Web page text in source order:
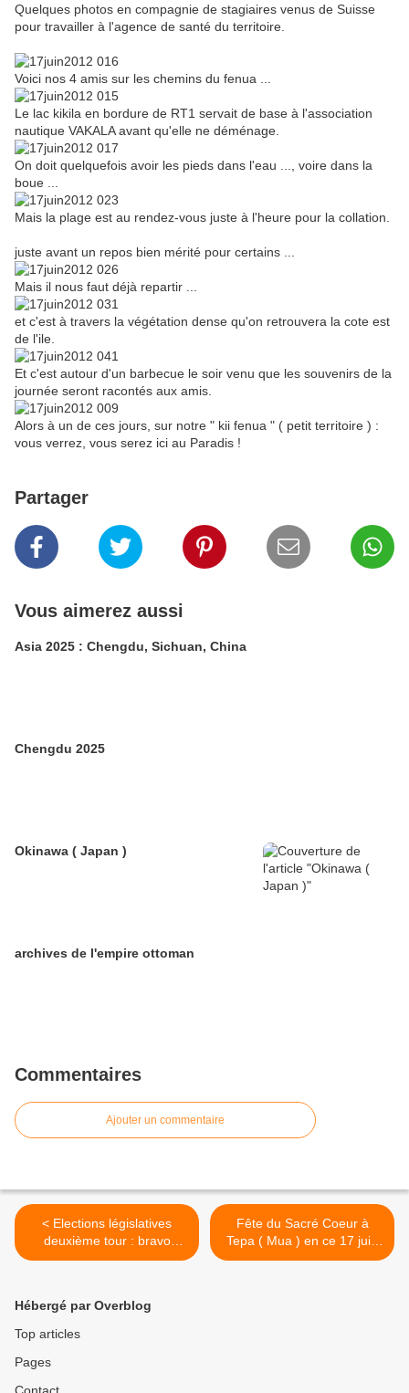
Quelques photos en compagnie de stagiaires venus de Suisse
pour travailler à l'agence de santé du territoire.
Voici nos 4 amis sur les chemins du fenua ...
Le lac kikila en bordure de RT1 servait de base à l'association
nautique VAKALA avant qu'elle ne déménage.
On doit quelquefois avoir les pieds dans l'eau ..., voire dans la
boue ...
Mais la plage est au rendez-vous juste à l'heure pour la collation.
juste avant un repos bien mérité pour certains ...
Mais il nous faut déjà repartir ...
et c'est à travers la végétation dense qu'on retrouvera la cote est
de l'ile.
Et c'est autour d'un barbecue le soir venu que les souvenirs de la
journée seront racontés aux amis.
Alors à un de ces jours, sur notre " kii fenua " ( petit territoire ) :
vous verrez, vous serez ici au Paradis !
Partager
Vous aimerez aussi
Asia 2025 : Chengdu, Sichuan, China
Chengdu 2025
Okinawa ( Japan )
archives de l'empire ottoman
Commentaires
Ajouter un commentaire
< Elections législatives
deuxième tour : bravo
WALLIS et Futuna §
Fête du Sacré Coeur à
Tepa ( Mua ) en ce 17 juin
2012 >
Hébergé par Overblog
Top articles
Pages